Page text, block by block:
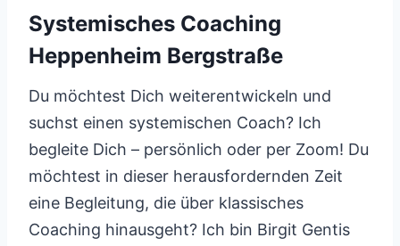
Systemisches Coaching
Heppenheim Bergstraße
Du möchtest Dich weiterentwickeln und
suchst einen systemischen Coach? Ich
begleite Dich – persönlich oder per Zoom! Du
möchtest in dieser herausfordernden Zeit
eine Begleitung, die über klassisches
Coaching hinausgeht? Ich bin Birgit Gentis